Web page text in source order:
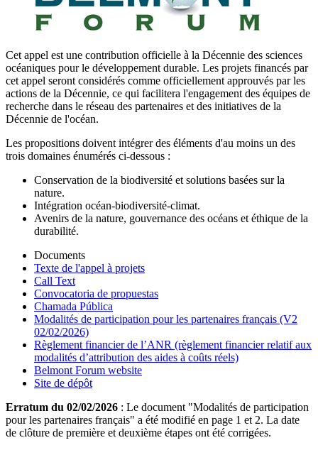
Cet appel est une contribution officielle à la Décennie des sciences
océaniques pour le développement durable. Les projets financés par
cet appel seront considérés comme officiellement approuvés par les
actions de la Décennie, ce qui facilitera l'engagement des équipes de
recherche dans le réseau des partenaires et des initiatives de la
Décennie de l'océan.
Les propositions doivent intégrer des éléments d'au moins un des
trois domaines énumérés ci-dessous :
Conservation de la biodiversité et solutions basées sur la
nature.
Intégration océan-biodiversité-climat.
Avenirs de la nature, gouvernance des océans et éthique de la
durabilité.
Documents
Texte de l'appel à projets
Call Text
Convocatoria de propuestas
Chamada Pública
Modalités de participation pour les partenaires français (V2
02/02/2026)
Règlement financier de l’ANR (règlement financier relatif aux
modalités d’attribution des aides à coûts réels)
Belmont Forum website
Site de dépôt
Erratum du 02/02/2026 : Le document "Modalités de participation
pour les partenaires français" a été modifié en page 1 et 2. La date
de clôture de première et deuxième étapes ont été corrigées.